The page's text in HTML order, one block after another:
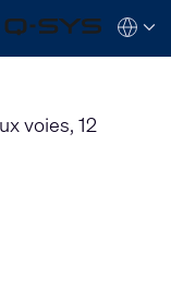
voies, 12